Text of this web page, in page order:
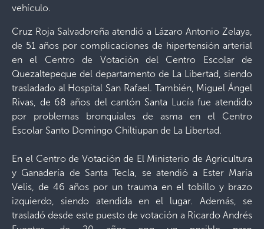
vehículo.
Cruz Roja Salvadoreña atendió a Lázaro Antonio Zelaya,
de 51 años por complicaciones de hipertensión arterial
en el Centro de Votación del Centro Escolar de
Quezaltepeque del departamento de La Libertad, siendo
trasladado al Hospital San Rafael. También, Miguel Ángel
Rivas, de 68 años del cantón Santa Lucía fue atendido
por problemas bronquiales de asma en el Centro
Escolar Santo Domingo Chiltiupan de La Libertad.
En el Centro de Votación de El Ministerio de Agricultura
y Ganadería de Santa Tecla, se atendió a Ester María
Velis, de 46 años por un trauma en el tobillo y brazo
izquierdo, siendo atendida en el lugar. Además, se
trasladó desde este puesto de votación a Ricardo Andrés